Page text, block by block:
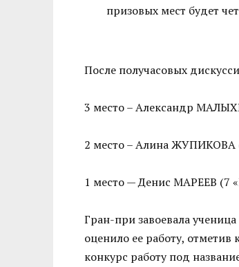
призовых мест будет
После получасовых
3 место – Александр
2 место – Алина
1 место — Денис МАРЕЕВ
Гран-при завоевала
оценило ее работу,
конкурс работу под